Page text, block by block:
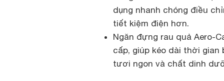
dụng nhanh chóng điều
tiết kiệm điện hơn.
Ngăn đựng rau quả Aero-
cấp, giúp kéo dài thời
tươi ngon và chất dinh